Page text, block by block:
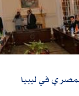
في ليبيا